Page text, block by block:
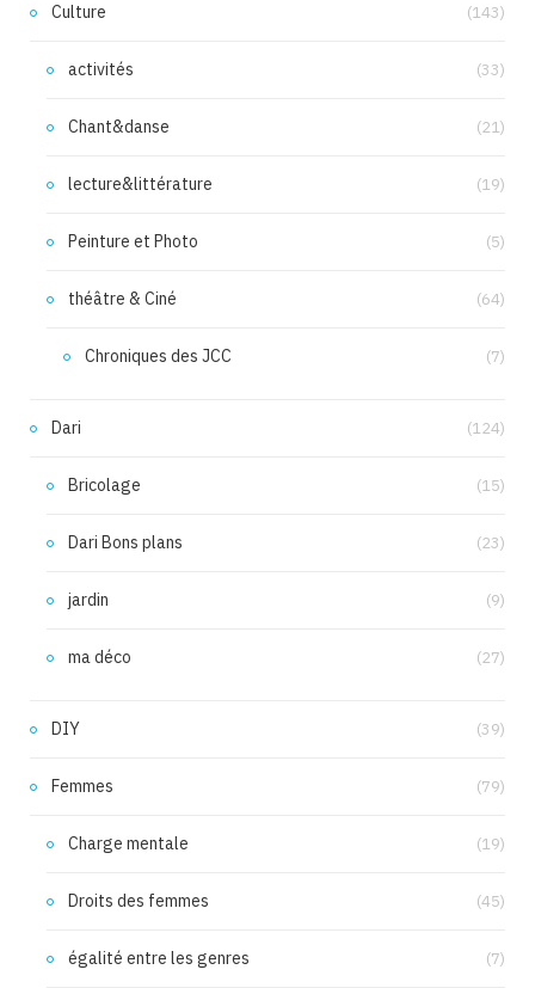
Culture (143)
activités (33)
Chant&danse (21)
lecture&littérature (19)
Peinture et Photo (5)
théâtre & Ciné (64)
Chroniques des JCC (7)
Dari (124)
Bricolage (15)
Dari Bons plans (23)
jardin (9)
ma déco (27)
DIY (39)
Femmes (79)
Charge mentale (19)
Droits des femmes (45)
égalité entre les genres (7)